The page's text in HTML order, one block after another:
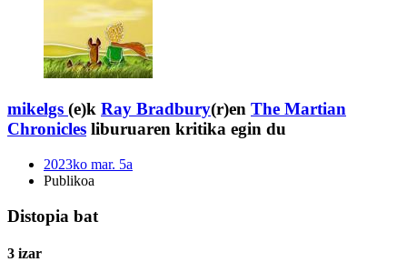
mikelgs (e)k Ray Bradbury(r)en The Martian
Chronicles liburuaren kritika egin du
2023ko mar. 5a
Publikoa
Distopia bat
3 izar